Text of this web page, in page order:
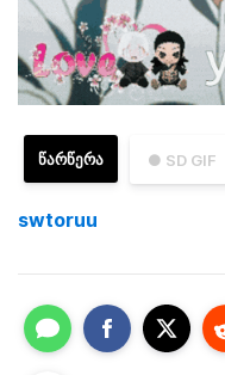
● SD GIF
ᲬᲐᲠᲬᲔᲠᲐ
swtoruu